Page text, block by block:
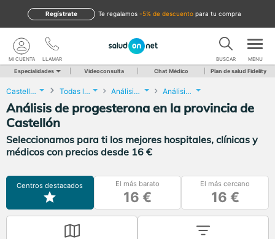
te regalamos -5% de descuento para tu compra
Regístrate
LLAMAR
MI CUENTA BUSCAR MENU
Especialidades Videoconsulta Chat Médico Plan de salud Fidelity
Castellón Todas las localidades Análisis Clínicos Análisis de progesterona
Análisis de progesterona en la provincia de
Castellón
Seleccionamos para ti los mejores hospitales, clínicas y
médicos con precios desde 16 €
Centros destacados El más barato
16 €
El más cercano
16 €